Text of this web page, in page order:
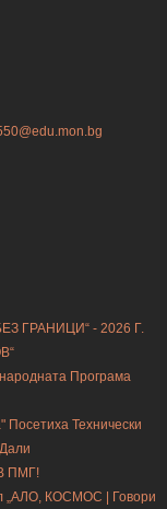
ГРАНИЦИ“ - 2026 Г.
Програма
Технически
ПМГ!
„АЛО, КОСМОС | Говори